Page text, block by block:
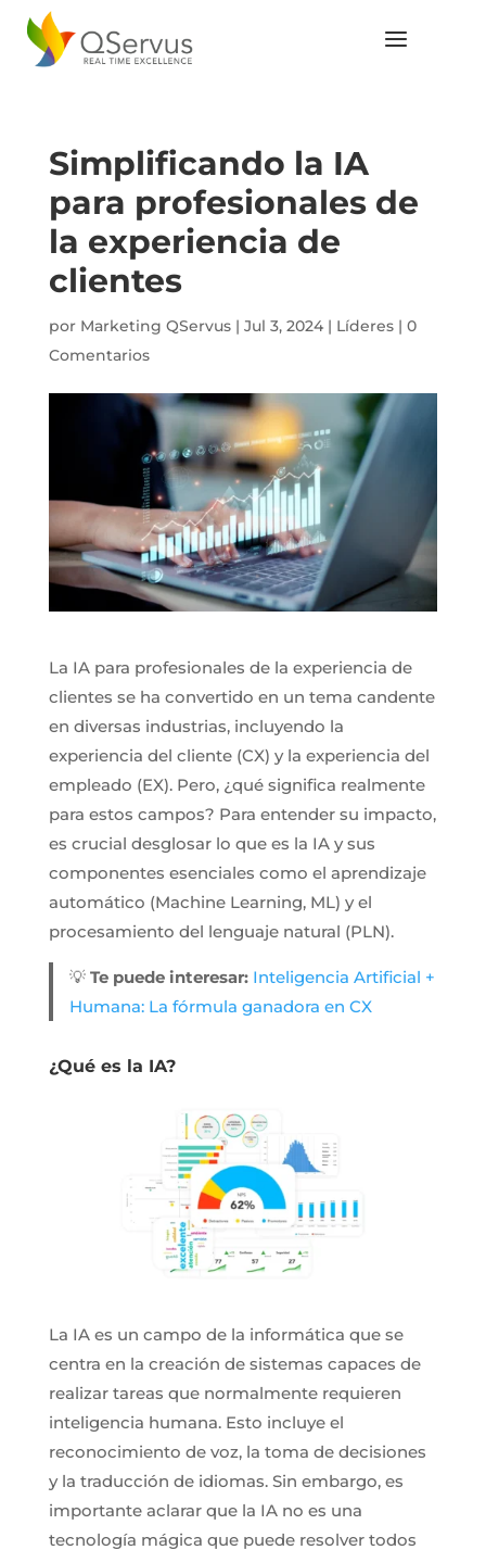
Simplificando la IA
para profesionales de
la experiencia de
clientes
por Marketing QServus| Jul 3, 2024| Líderes| 0
Comentarios
La IA para profesionales de la experiencia de
clientes se ha convertido en un tema candente
en diversas industrias, incluyendo la
experiencia del cliente (CX) y la experiencia del
empleado (EX). Pero, ¿qué significa realmente
para estos campos? Para entender su impacto,
es crucial desglosar lo que es la IA y sus
componentes esenciales como el aprendizaje
automático (Machine Learning, ML) y el
procesamiento del lenguaje natural (PLN).
💡Te puede interesar: Inteligencia Artificial +
Humana: La fórmula ganadora en CX
¿Qué es la IA?
La IA es un campo de la informática que se
centra en la creación de sistemas capaces de
realizar tareas que normalmente requieren
inteligencia humana. Esto incluye el
reconocimiento de voz, la toma de decisiones
y la traducción de idiomas. Sin embargo, es
importante aclarar que la IA no es una
tecnología mágica que puede resolver todos